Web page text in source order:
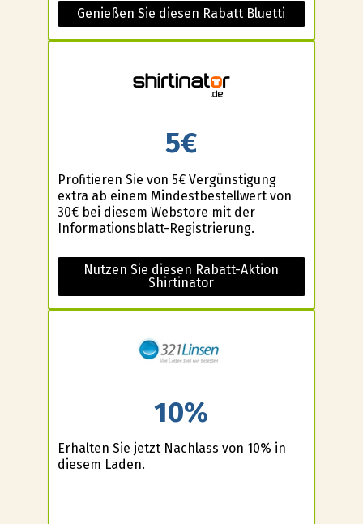
Genießen Sie diesen Rabatt Bluetti
5€
Profitieren Sie von 5€ Vergünstigung
extra ab einem Mindestbestellwert von
30€ bei diesem Webstore mit der
Informationsblatt-Registrierung.
Nutzen Sie diesen Rabatt-Aktion
Shirtinator
10%
Erhalten Sie jetzt Nachlass von 10% in
diesem Laden.